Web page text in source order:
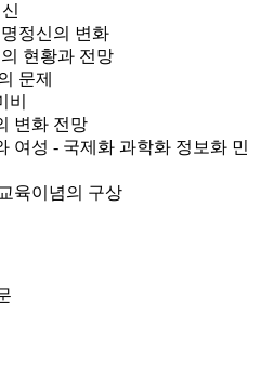
정신의 변화
현황과 전망
문제
비
변화 전망
여성 - 국제화 과학화 정보화 민
육이념의 구상